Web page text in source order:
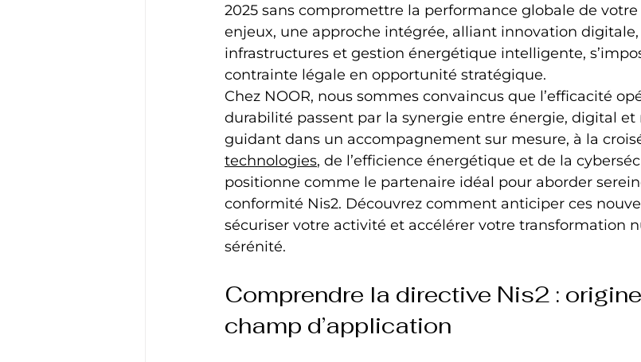
2025 sans compromettre la performance globale de votre
enjeux, une approche intégrée, alliant innovation
infrastructures et gestion énergétique intelligente,
contrainte légale en opportunité stratégique.
Chez NOOR, nous sommes convaincus que l’efficacité
durabilité passent par la synergie entre énergie, digital et
guidant dans un accompagnement sur mesure, à la
technologies, de l’efficience énergétique et de la
positionne comme le partenaire idéal pour aborder
conformité Nis2. Découvrez comment anticiper ces
sécuriser votre activité et accélérer votre transformation
sérénité.
Comprendre la directive Nis2 :
champ d’application